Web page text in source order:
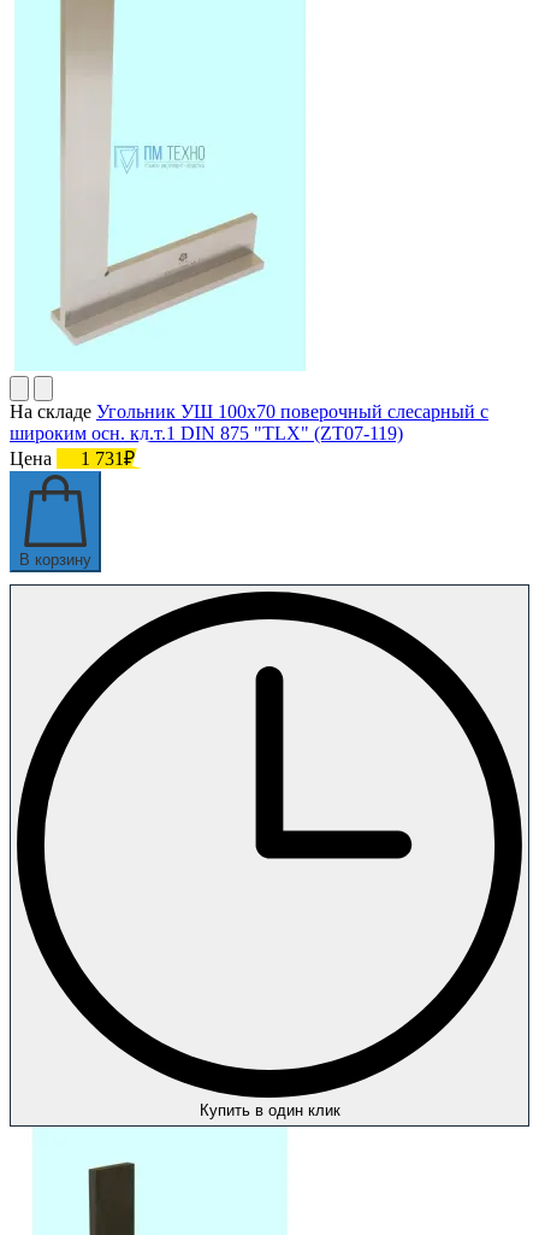
На складе Угольник УШ 100х70 поверочный слесарный с
широким осн. кл.т.1 DIN 875 "TLX" (ZT07-119)
Цена
1 731₽
В корзину
Купить в один клик